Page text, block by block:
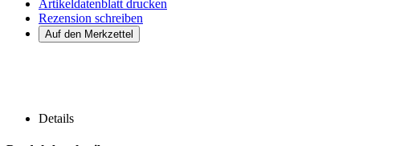
Artikeldatenblatt drucken
Rezension schreiben
Details